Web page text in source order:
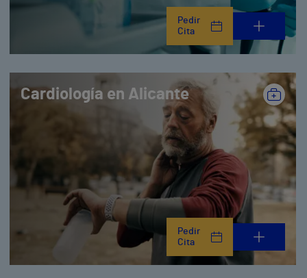
Pedir
Cita
Cardiología en Alicante
Pedir
Cita